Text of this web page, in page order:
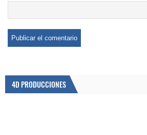
4D PRODUCCIONES